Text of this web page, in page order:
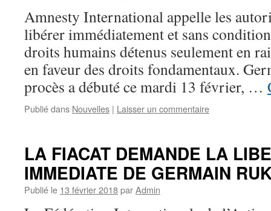
Amnesty International appelle les
libérer immédiatement et sans
droits humains détenus seulement en
en faveur des droits fondamentaux.
procès a débuté ce mardi 13 février, …
Publié dans Nouvelles | Laisser un commentaire
LA FIACAT DEMANDE LA
IMMEDIATE DE GERMAIN
Publié le 13 février 2018parAdmin